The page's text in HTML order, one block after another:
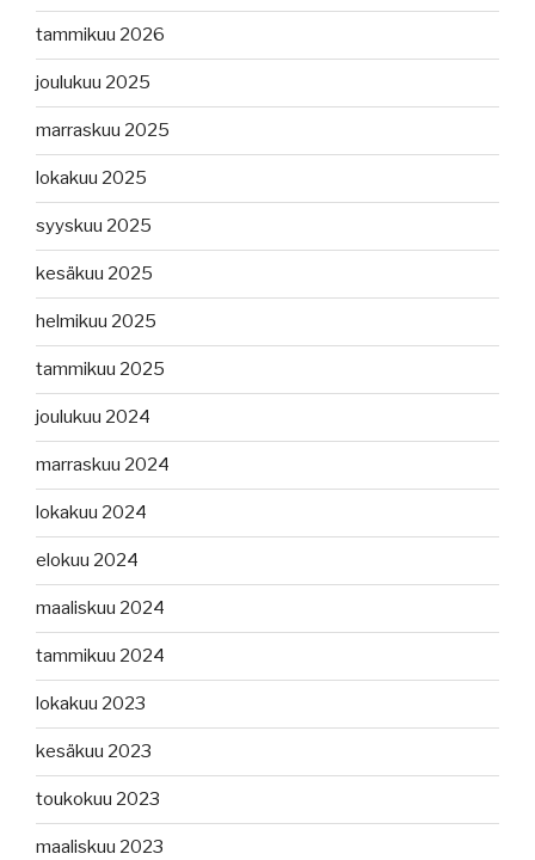
tammikuu 2026
joulukuu 2025
marraskuu 2025
lokakuu 2025
syyskuu 2025
kesäkuu 2025
helmikuu 2025
tammikuu 2025
joulukuu 2024
marraskuu 2024
lokakuu 2024
elokuu 2024
maaliskuu 2024
tammikuu 2024
lokakuu 2023
kesäkuu 2023
toukokuu 2023
maaliskuu 2023